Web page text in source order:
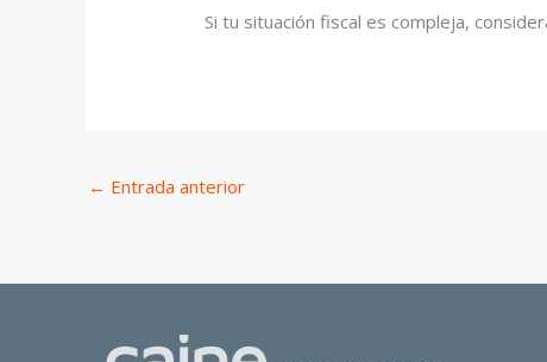
Si tu situación fiscal es compleja,
← Entrada anterior